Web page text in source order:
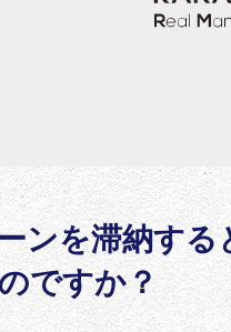
ンを滞納す
ですか？